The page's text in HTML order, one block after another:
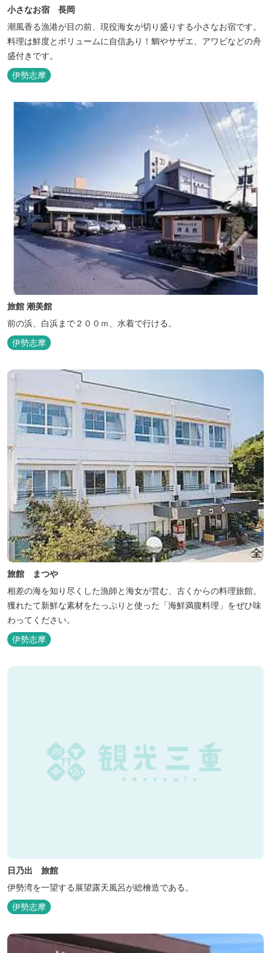
小さなお宿 長岡
潮風香る漁港が目の前、現役海女が切り盛りする小さなお宿です。
料理は鮮度とボリュームに自信あり！鯛やサザエ、アワビなどの舟
盛付きです。
伊勢志摩
旅館 潮美館
前の浜、白浜まで２００ｍ、水着で行ける。
伊勢志摩
旅館 まつや
相差の海を知り尽くした漁師と海女が営む、古くからの料理旅館。
獲れたて新鮮な素材をたっぷりと使った「海鮮満腹料理」をぜひ味
わってください。
伊勢志摩
日乃出 旅館
伊勢湾を一望する展望露天風呂が総檜造である。
伊勢志摩